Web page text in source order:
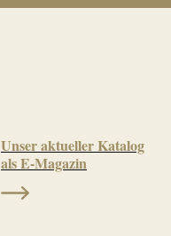
Unser aktueller Katalog
als E-Magazin